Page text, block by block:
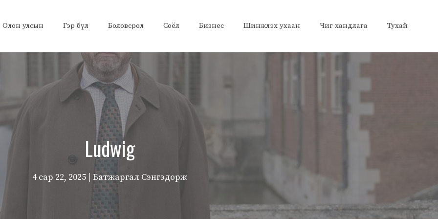
Олон улсын Гэр бүл Боловсрол Соёл Бизнес Шинжлэх ухаан Чиг хандлага Тухай
Ludwig
4 сар 22, 2025 | Батжаргал Сэнгэдорж